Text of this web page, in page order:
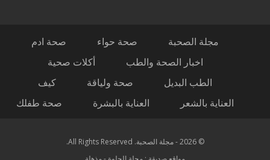
مجلة الصحبة صحة حواء
صحة ادم
اخبار الصحة والطب
أكلات صحية
الطب البديل
صحة ولياقة
كيف
العناية بالشعر
العناية بالبشرة صحة طفلك
© 2026 - مجلة الصحبة. All Rights Reserved.